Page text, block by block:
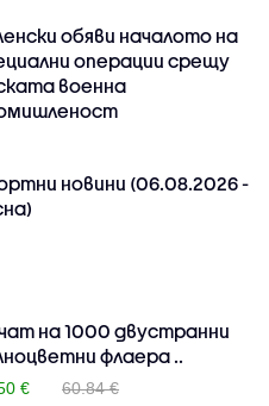
обяви началото на
операции срещу
военна
новини (06.08.2026 -
на 1000 двустранни
флаера ..
€
60.84 €